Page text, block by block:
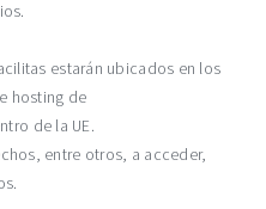
estarán ubicados en los
hosting de
de la UE.
entre otros, a acceder,